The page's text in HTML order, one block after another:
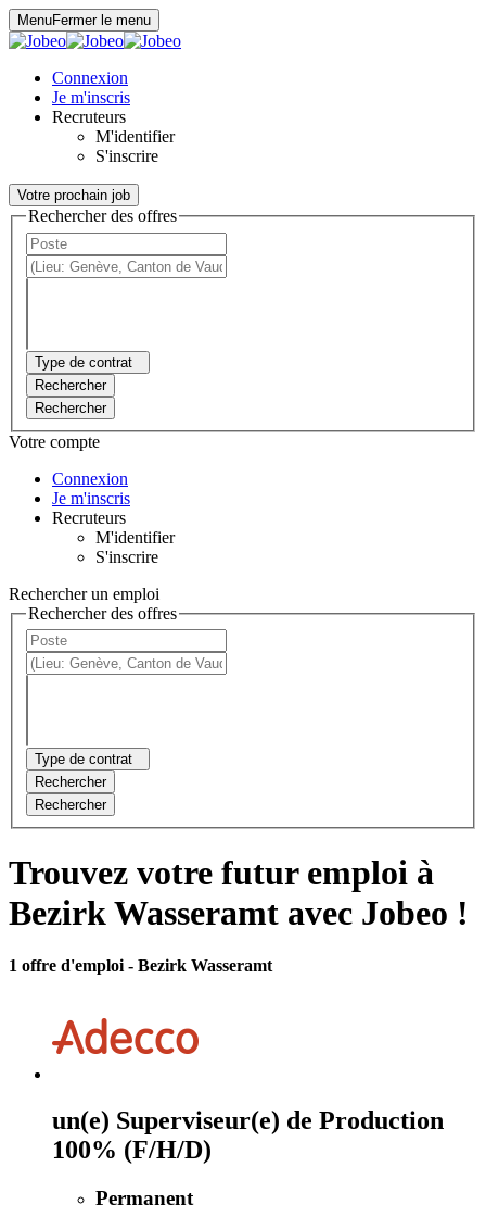
MenuFermer le menu
Connexion
Je m'inscris
Recruteurs
M'identifier
S'inscrire
Votre prochain job
Rechercher des offres
Type de contrat
Rechercher
Rechercher
Votre compte
Connexion
Je m'inscris
Recruteurs
M'identifier
S'inscrire
Rechercher un emploi
Rechercher des offres
Type de contrat
Rechercher
Rechercher
Trouvez votre futur emploi à
Bezirk Wasseramt avec Jobeo !
1 offre d'emploi - Bezirk Wasseramt
un(e) Superviseur(e) de Production
100% (F/H/D)
Permanent
Panneau de gestion des cookies